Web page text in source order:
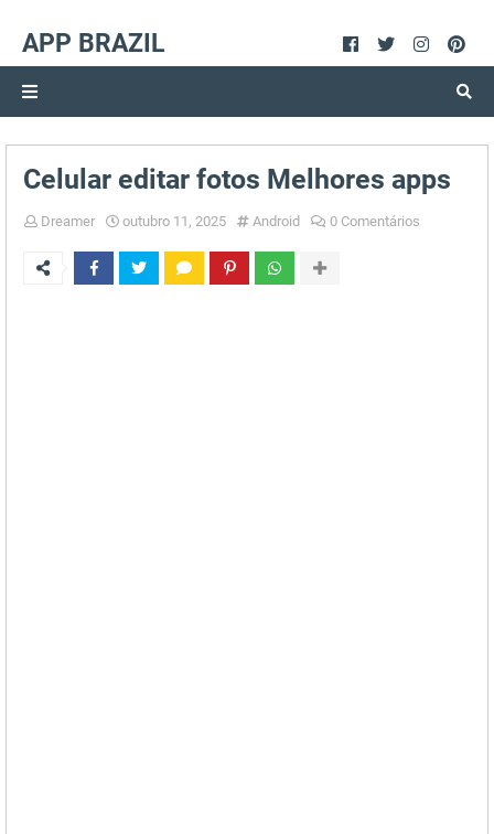
APP BRAZIL
Celular editar fotos Melhores apps
Dreamer outubro 11, 2025 Android 0 Comentários